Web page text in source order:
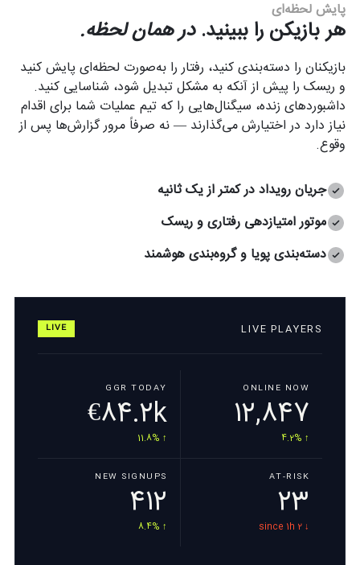
پایش لحظه‌ای
هر بازیکن را ببینید.در همان لحظه.
بازیکنان را دسته‌بندی کنید، رفتار را به‌صورت لحظه‌ای پایش کنید
و ریسک را پیش از آنکه به مشکل تبدیل شود، شناسایی کنید.
داشبوردهای زنده، سیگنال‌هایی را که تیم عملیات شما برای اقدام
نیاز دارد در اختیارش می‌گذارند — نه صرفاً مرور گزارش‌ها پس از
وقوع.
جریان رویداد در کمتر از یک ثانیه
موتور امتیازدهی رفتاری و ریسک
دسته‌بندی پویا و گروه‌بندی هوشمند
LIVE PLAYERS
LIVE
ONLINE NOW
12,847
↑ 4.2%
GGR TODAY
€84.2k
↑ 11.8%
AT-RISK
23
↓ 2 since 1h
NEW SIGNUPS
412
↑ 8.4%